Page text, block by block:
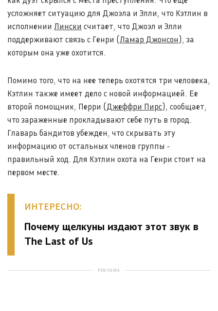
усложняет ситуацию для Джоэла и Элли, что Кэтлин в
исполнении Лински считает, что Джоэл и Элли
поддерживают связь с Генри (Ламар Джонсон ), за
которым она уже охотится.
Помимо того, что на нее теперь охотятся три человека,
Кэтлин также имеет дело с новой информацией. Ее
второй помощник, Перри (Джеффри Пирс), сообщает,
что зараженные прокладывают себе путь в город.
Главарь бандитов убежден, что скрывать эту
информацию от остальных членов группы -
правильный ход. Для Кэтлин охота на Генри стоит на
первом месте.
ИНТЕРЕСНО:
Почему щелкуны издают этот звук в
The Last of Us
РЕКЛАМА